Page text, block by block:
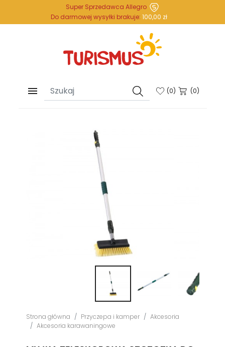
Do darmowej wysyłki brakuje: 100,00 zł
Super Sprzedawca Allegro
 (0) (0)
Strona główna Przyczepa i kamper
Akcesoria
Akcesoria karawaningowe